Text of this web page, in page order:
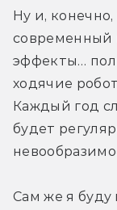
Ну и,
современный
эффекты…
ходячие
Каждый год
будет
Сам же я буду